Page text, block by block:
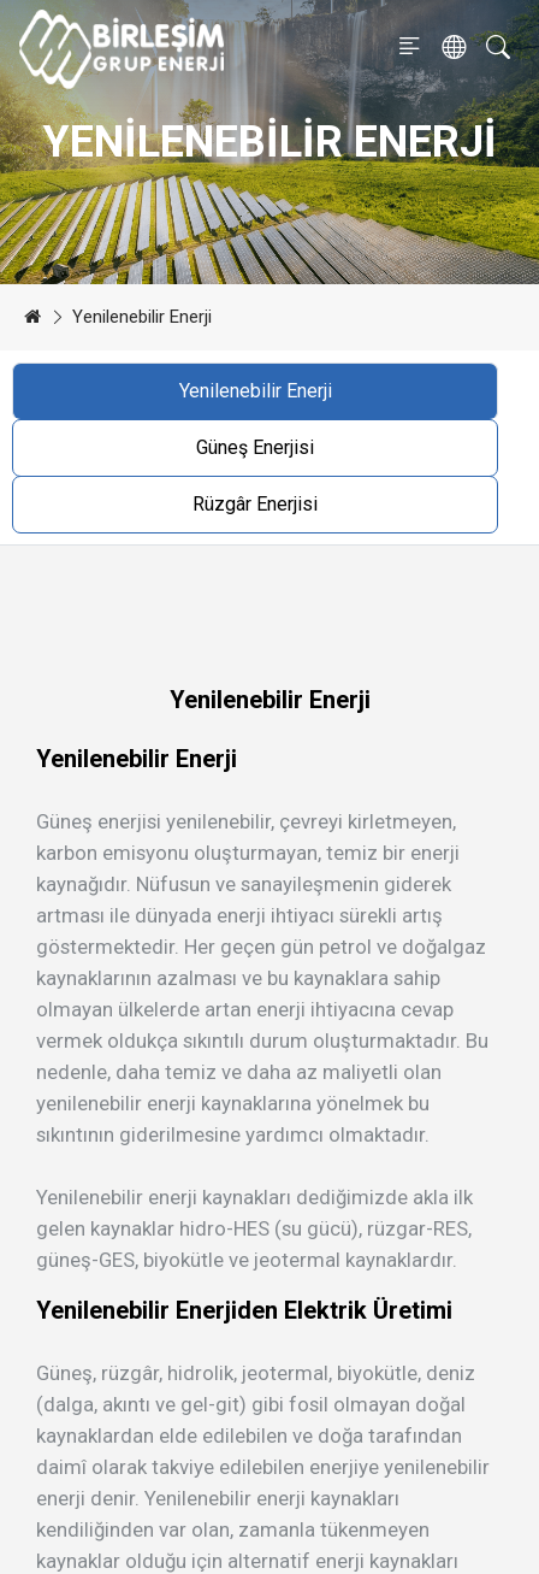
YENILENEBILIR ENERJI
Yenilenebilir Enerji
Yenilenebilir Enerji
Güneş Enerjisi
Rüzgâr Enerjisi
Yenilenebilir Enerji
Yenilenebilir Enerji
Güneş enerjisi yenilenebilir, çevreyi kirletmeyen,
karbon emisyonu oluşturmayan, temiz bir enerji
kaynağıdır. Nüfusun ve sanayileşmenin giderek
artması ile dünyada enerji ihtiyacı sürekli artış
göstermektedir. Her geçen gün petrol ve doğalgaz
kaynaklarının azalması ve bu kaynaklara sahip
olmayan ülkelerde artan enerji ihtiyacına cevap
vermek oldukça sıkıntılı durum oluşturmaktadır. Bu
nedenle, daha temiz ve daha az maliyetli olan
yenilenebilir enerji kaynaklarına yönelmek bu
sıkıntının giderilmesine yardımcı olmaktadır.
Yenilenebilir enerji kaynakları dediğimizde akla ilk
gelen kaynaklar hidro-HES (su gücü), rüzgar-RES,
güneş-GES, biyokütle ve jeotermal kaynaklardır.
Yenilenebilir Enerjiden Elektrik Üretimi
Güneş, rüzgâr, hidrolik, jeotermal, biyokütle, deniz
(dalga, akıntı ve gel-git) gibi fosil olmayan doğal
kaynaklardan elde edilebilen ve doğa tarafından
daimî olarak takviye edilebilen enerjiye yenilenebilir
enerji denir. Yenilenebilir enerji kaynakları
kendiliğinden var olan, zamanla tükenmeyen
kaynaklar olduğu için alternatif enerji kaynakları